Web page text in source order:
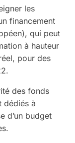
les
financement
qui peut
à hauteur
pour des
des fonds
dédiés à
d’un budget